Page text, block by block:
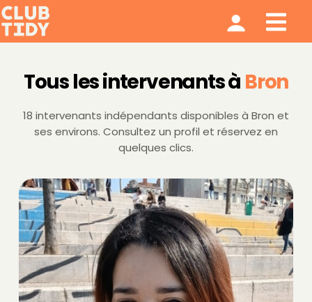
Tous les intervenants à Bron
18 intervenants indépendants disponibles à Bron et
ses environs. Consultez un profil et réservez en
quelques clics.